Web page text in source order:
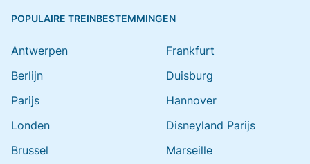
POPULAIRE TREINBESTEMMINGEN
Antwerpen
Berlijn
Parijs
Londen
Brussel
Frankfurt
Duisburg
Hannover
Disneyland Parijs
Marseille